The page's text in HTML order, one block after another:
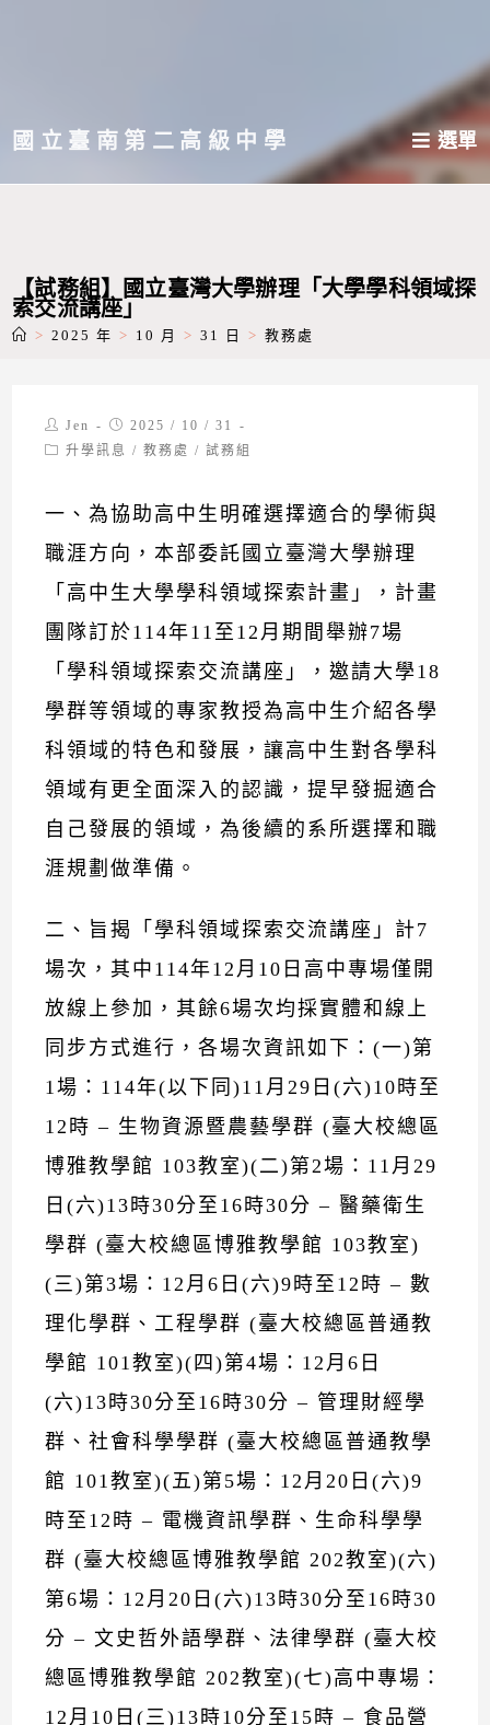
主國立臺南第二高級中學 選單
【試務組】國立臺灣大學辦理「大學學科領域探
索交流講座」
> 2025 年 > 10 月 > 31 日 > 教務處
Post
author:
Jen
Post
published:
2025 / 10 / 31
Post升學訊息 / 教務處 / 試務組
一、為協助高中生明確選擇適合的學術與
職涯方向，本部委託國立臺灣大學辦理
「高中生大學學科領域探索計畫」，計畫
團隊訂於114年11至12月期間舉辦7場
「學科領域探索交流講座」，邀請大學18
學群等領域的專家教授為高中生介紹各學
科領域的特色和發展，讓高中生對各學科
領域有更全面深入的認識，提早發掘適合
自己發展的領域，為後續的系所選擇和職
涯規劃做準備。
二、旨揭「學科領域探索交流講座」計7
場次，其中114年12月10日高中專場僅開
放線上參加，其餘6場次均採實體和線上
同步方式進行，各場次資訊如下：(一)第
1場：114年(以下同)11月29日(六)10時至
12時 – 生物資源暨農藝學群 (臺大校總區
博雅教學館 103教室)(二)第2場：11月29
日(六)13時30分至16時30分 – 醫藥衛生
學群 (臺大校總區博雅教學館 103教室)
(三)第3場：12月6日(六)9時至12時 – 數
理化學群、工程學群 (臺大校總區普通教
學館 101教室)(四)第4場：12月6日
(六)13時30分至16時30分 – 管理財經學
群、社會科學學群 (臺大校總區普通教學
館 101教室)(五)第5場：12月20日(六)9
時至12時 – 電機資訊學群、生命科學學
群 (臺大校總區博雅教學館 202教室)(六)
第6場：12月20日(六)13時30分至16時30
分 – 文史哲外語學群、法律學群 (臺大校
總區博雅教學館 202教室)(七)高中專場：
12月10日(三)13時10分至15時 – 食品營